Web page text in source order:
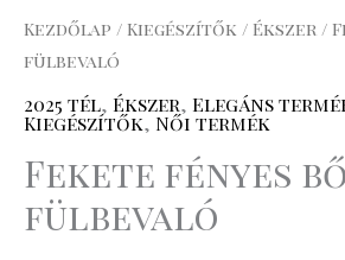
Kezdőlap / Kiegészítők / Ékszer /
fülbevaló
2025 tél, Ékszer, Elegáns
Kiegészítők, Női termék
Fekete fényes
fülbevaló